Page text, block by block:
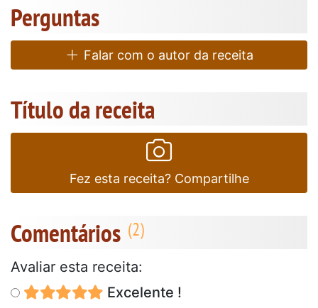
Perguntas
Falar com o autor da receita
Título da receita
Fez esta receita? Compartilhe
Comentários
Avaliar esta receita:
Excelente !